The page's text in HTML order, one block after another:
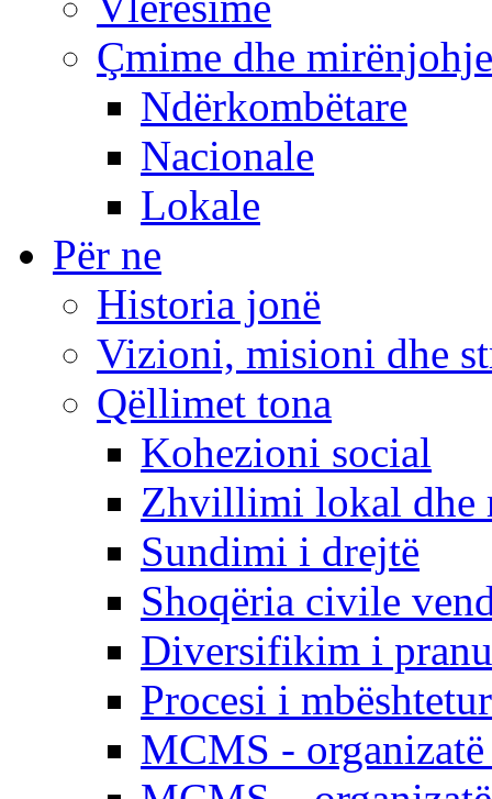
Çmime dhe mirënjohje
Ndërkombëtare
Nacionale
Lokale
Për ne
Historia jonë
Vizioni, misioni dhe
Qëllimet tona
Kohezioni social
Zhvillimi lokal dhe
Sundimi i drejtë
Shoqëria civile
Diversifikim i
Procesi i
MCMS -